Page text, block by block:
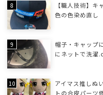
【職人技術】
色の色染め直し
帽子・キャップ
にネットで洗濯
アイマス推しぬ
トの合皮パーツ